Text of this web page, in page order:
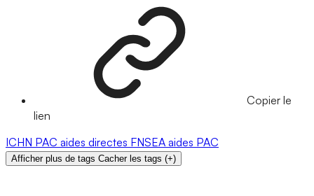
Copier le
lien
ICHN PAC aides directes FNSEA aides PAC
Afficher plus de tags Cacher les tags (+)